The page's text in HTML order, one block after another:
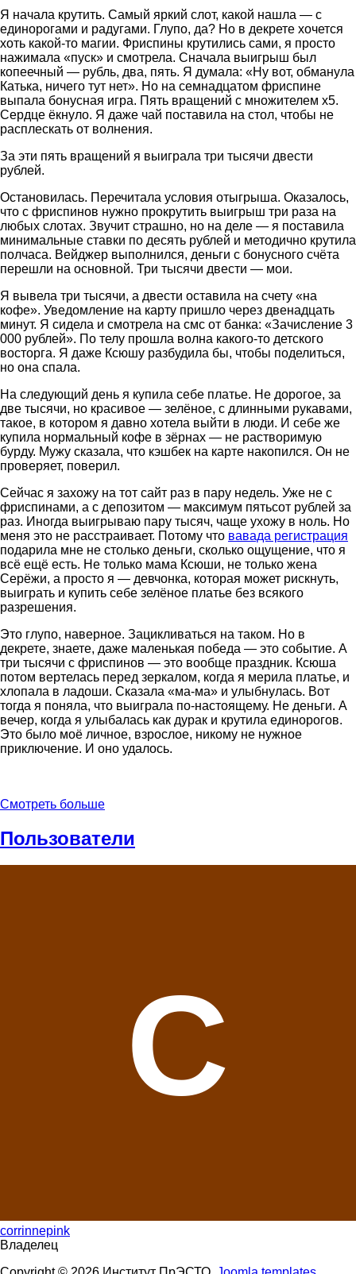
Я начала крутить. Самый яркий слот, какой нашла — с
единорогами и радугами. Глупо, да? Но в декрете хочется
хоть какой-то магии. Фриспины крутились сами, я просто
нажимала «пуск» и смотрела. Сначала выигрыш был
копеечный — рубль, два, пять. Я думала: «Ну вот, обманула
Катька, ничего тут нет». Но на семнадцатом фриспине
выпала бонусная игра. Пять вращений с множителем х5.
Сердце ёкнуло. Я даже чай поставила на стол, чтобы не
расплескать от волнения.
За эти пять вращений я выиграла три тысячи двести
рублей.
Остановилась. Перечитала условия отыгрыша. Оказалось,
что с фриспинов нужно прокрутить выигрыш три раза на
любых слотах. Звучит страшно, но на деле — я поставила
минимальные ставки по десять рублей и методично крутила
полчаса. Вейджер выполнился, деньги с бонусного счёта
перешли на основной. Три тысячи двести — мои.
Я вывела три тысячи, а двести оставила на счету «на
кофе». Уведомление на карту пришло через двенадцать
минут. Я сидела и смотрела на смс от банка: «Зачисление 3
000 рублей». По телу прошла волна какого-то детского
восторга. Я даже Ксюшу разбудила бы, чтобы поделиться,
но она спала.
На следующий день я купила себе платье. Не дорогое, за
две тысячи, но красивое — зелёное, с длинными рукавами,
такое, в котором я давно хотела выйти в люди. И себе же
купила нормальный кофе в зёрнах — не растворимую
бурду. Мужу сказала, что кэшбек на карте накопился. Он не
проверяет, поверил.
Сейчас я захожу на тот сайт раз в пару недель. Уже не с
фриспинами, а с депозитом — максимум пятьсот рублей за
раз. Иногда выигрываю пару тысяч, чаще ухожу в ноль. Но
меня это не расстраивает. Потому что вавада регистрация
подарила мне не столько деньги, сколько ощущение, что я
всё ещё есть. Не только мама Ксюши, не только жена
Серёжи, а просто я — девчонка, которая может рискнуть,
выиграть и купить себе зелёное платье без всякого
разрешения.
Это глупо, наверное. Зацикливаться на таком. Но в
декрете, знаете, даже маленькая победа — это событие. А
три тысячи с фриспинов — это вообще праздник. Ксюша
потом вертелась перед зеркалом, когда я мерила платье, и
хлопала в ладоши. Сказала «ма-ма» и улыбнулась. Вот
тогда я поняла, что выиграла по-настоящему. Не деньги. А
вечер, когда я улыбалась как дурак и крутила единорогов.
Это было моё личное, взрослое, никому не нужное
приключение. И оно удалось.
Смотреть больше
Пользователи
C
corrinnepink
Владелец